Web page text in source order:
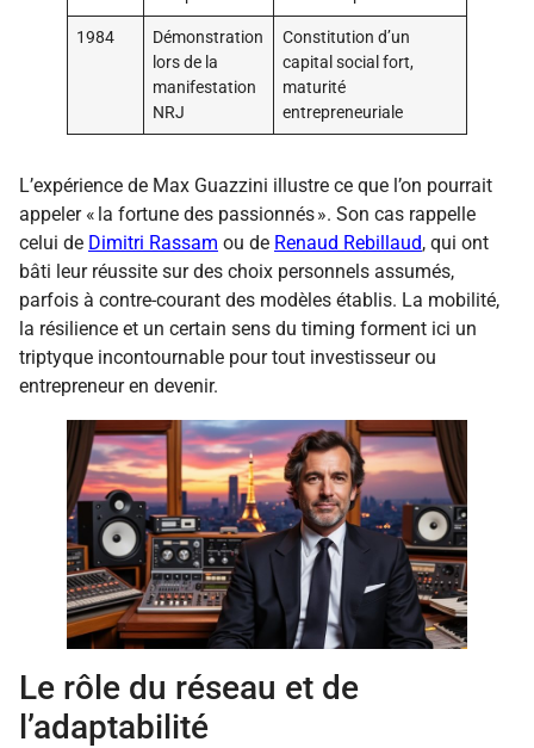
1984
Démonstration
lors de la
manifestation
NRJ
Constitution d’un
capital social fort,
maturité
entrepreneuriale
L’expérience de Max Guazzini illustre ce que l’on pourrait
appeler « la fortune des passionnés ». Son cas rappelle
celui de Dimitri Rassam ou de Renaud Rebillaud, qui ont
bâti leur réussite sur des choix personnels assumés,
parfois à contre-courant des modèles établis. La mobilité,
la résilience et un certain sens du timing forment ici un
triptyque incontournable pour tout investisseur ou
entrepreneur en devenir.
Le rôle du réseau et de
l’adaptabilité